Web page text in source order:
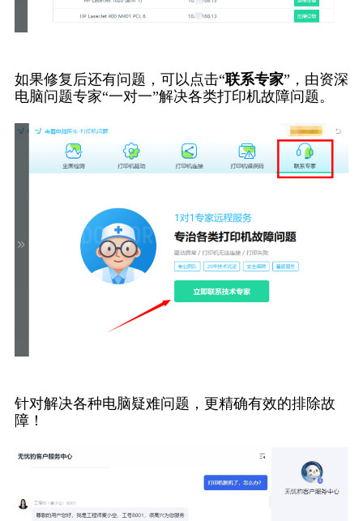
如果修复后还有问题，可以点击“联系专家”，由资深
电脑问题专家“一对一”解决各类打印机故障问题。
针对解决各种电脑疑难问题，更精确有效的排除故
障！